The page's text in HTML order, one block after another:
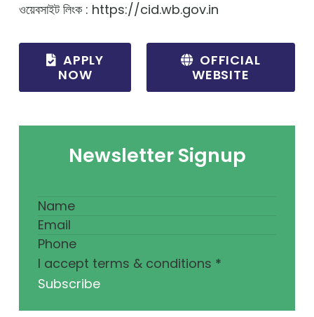
ওয়েবসাইট লিংক : https://cid.wb.gov.in
APPLY
NOW
OFFICIAL
WEBSITE
Newsletter Signup
I accept terms & conditions *
Subscribe